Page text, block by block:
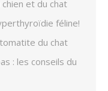
chien et du chat
féline!
du chat
: les conseils du